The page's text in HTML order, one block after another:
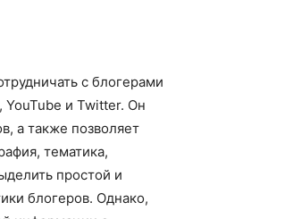
с блогерами
YouTube и Twitter. Он
а также позволяет
тематика,
простой и
блогеров. Однако,